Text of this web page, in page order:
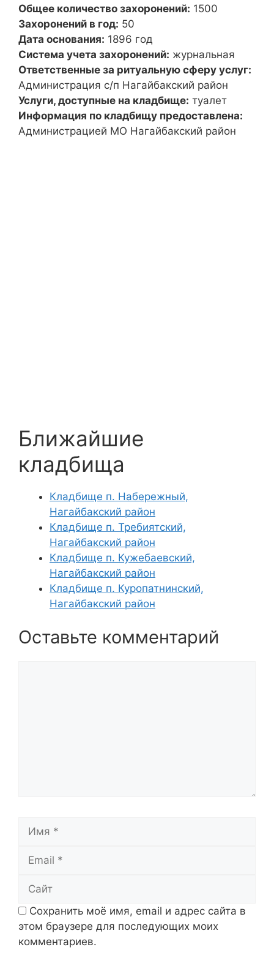
Общее количество захоронений: 1500
Захоронений в год: 50
Дата основания: 1896 год
Система учета захоронений: журнальная
Ответственные за ритуальную сферу услуг:
Администрация с/п Нагайбакский район
Услуги, доступные на кладбище: туалет
Информация по кладбищу предоставлена:
Администрацией МО Нагайбакский район
Ближайшие
кладбища
Кладбище п. Набережный,
Нагайбакский район
Кладбище п. Требиятский,
Нагайбакский район
Кладбище п. Кужебаевский,
Нагайбакский район
Кладбище п. Куропатнинский,
Нагайбакский район
Оставьте комментарий
Сохранить моё имя, email и адрес сайта в
этом браузере для последующих моих
комментариев.